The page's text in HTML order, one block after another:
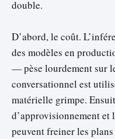
double.
D’abord, le coût.
des modèles en
— pèse lourdement sur
conversationnel est
matérielle grimpe.
d’approvisionnement et
peuvent freiner les